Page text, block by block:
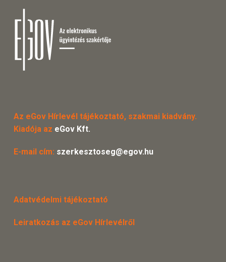
Az eGov Hírlevél tájékoztató, szakmai kiadvány.
Kiadója az eGov Kft.
E-mail cím: szerkesztoseg@egov.hu
Adatvédelmi tájékoztató
Leiratkozás az eGov Hírlevélről